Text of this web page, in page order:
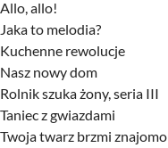
Allo, allo!
Jaka to melodia?
Kuchenne rewolucje
Nasz nowy dom
Rolnik szuka żony, seria III
Taniec z gwiazdami
Twoja twarz brzmi znajomo